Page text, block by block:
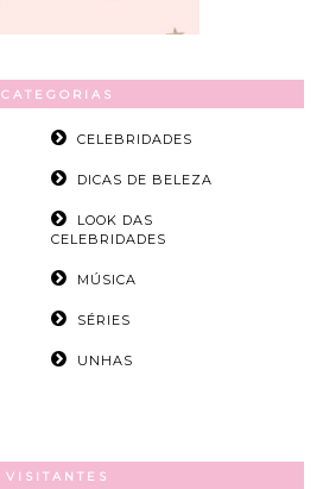
CATEGORIAS
CELEBRIDADES
DICAS DE BELEZA
LOOK DAS
CELEBRIDADES
MÚSICA
SÉRIES
UNHAS
VISITANTES